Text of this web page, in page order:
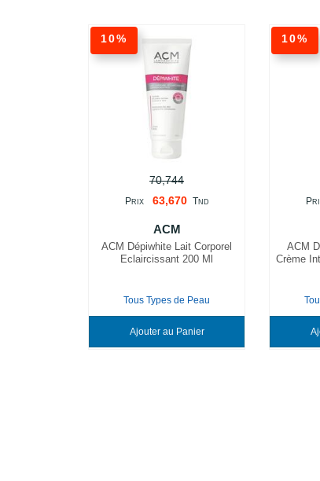
10%
70,744
PRIX 63,670 TND
ACM
ACM Dépiwhite Lait Corporel
Eclaircissant 200 Ml
Tous Types de Peau
Ajouter au Panier
10%
P
ACM
Crème